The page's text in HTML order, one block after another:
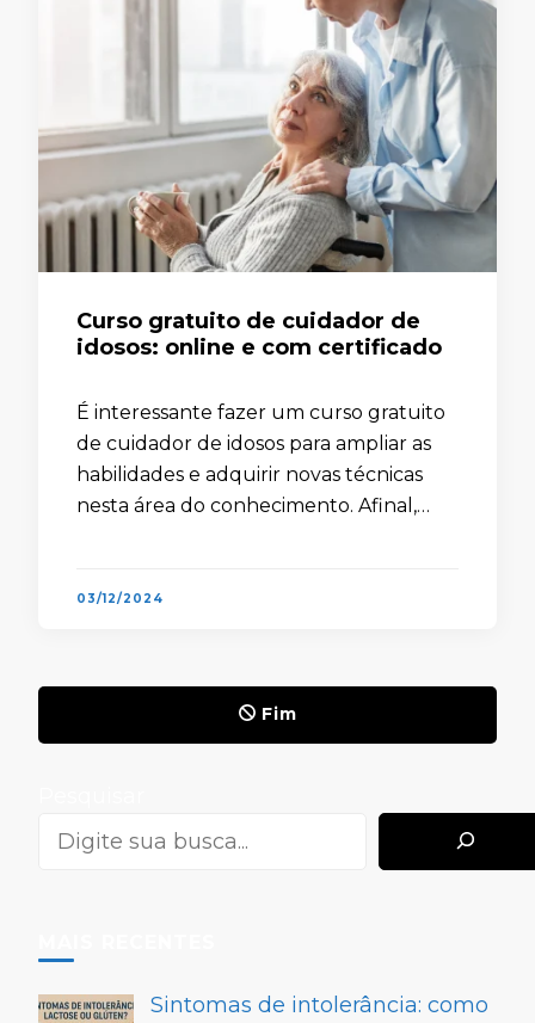
Curso gratuito de cuidador de
idosos: online e com certificado
É interessante fazer um curso gratuito
de cuidador de idosos para ampliar as
habilidades e adquirir novas técnicas
nesta área do conhecimento. Afinal,
03/12/2024
Fim
Sintomas de intolerância: como